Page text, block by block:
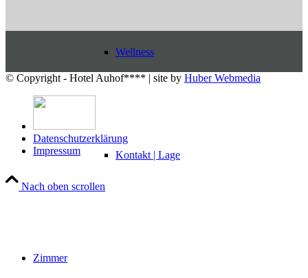
Wellness
Kontakt | Lage
Zimmer
© Copyright - Hotel Auhof**** | site by Huber Webmedia
Datenschutzerklärung
Impressum
Nach oben scrollen